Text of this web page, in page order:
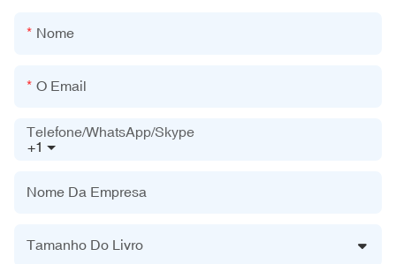
Nome
O Email
+1
Telefone/WhatsApp/Skype
Nome Da Empresa
Tamanho Do Livro